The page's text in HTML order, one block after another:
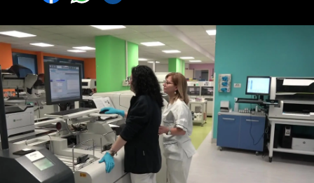
SULCIS IGLESIENTE
MEDIO CAMPIDANO
ORISTANO E PROVINCIA
SASSARI E PROVINCIA
GALLURA
NUORO E PROVINCIA
OGLIASTRA
AGENDA